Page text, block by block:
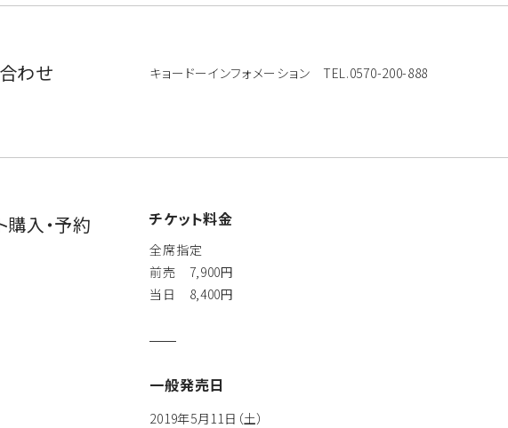
わせ キョードーインフォメーション TEL.0570-200-888
購入・予約 チケット料金
全席指定
前売 7,900円
当日 8,400円
一般発売日
2019年5月11日（土）